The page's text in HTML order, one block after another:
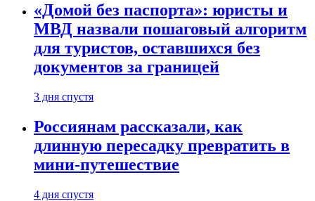
«Домой без паспорта»: юристы и
МВД назвали пошаговый алгоритм
для туристов, оставшихся без
документов за границей
3 дня спустя
Россиянам рассказали, как
длинную пересадку превратить в
мини-путешествие
4 дня спустя